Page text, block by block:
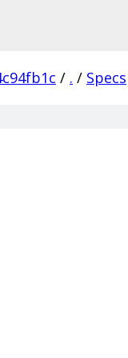
/ . / Specs